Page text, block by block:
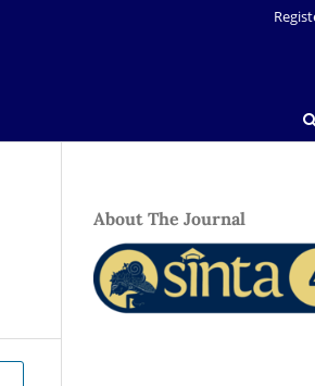
About The Journal